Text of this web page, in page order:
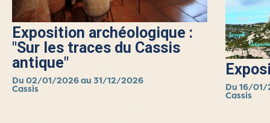
Exposition archéologique :
"Sur les traces du Cassis
antique"
Du 02/01/2026 au 31/12/2026
Cassis Du 16/
Cassis